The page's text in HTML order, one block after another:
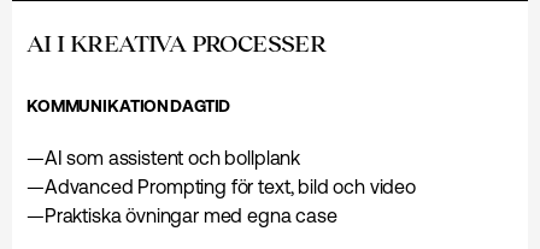
AI I KREATIVA PROCESSER
KOMMUNIKATIONDAGTID
—AI som assistent och bollplank
—Advanced Prompting för text, bild och video
—Praktiska övningar med egna case